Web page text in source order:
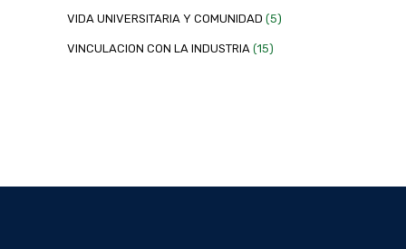
VIDA UNIVERSITARIA Y COMUNIDAD (5)
VINCULACION CON LA INDUSTRIA (15)